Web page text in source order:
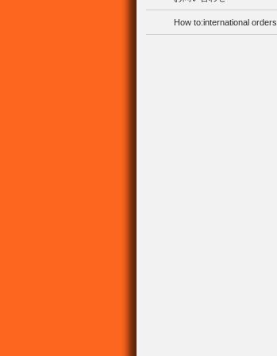
How to:international orders